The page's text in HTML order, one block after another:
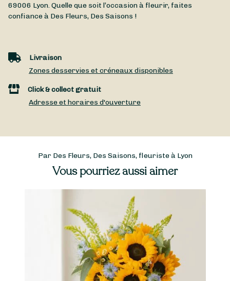
69006 Lyon. Quelle que soit l’occasion à fleurir, faites
confiance à Des Fleurs, Des Saisons !
Livraison
Zones desservies et créneaux disponibles
Click & collect gratuit
Adresse et horaires d'ouverture
Par Des Fleurs, Des Saisons, fleuriste à Lyon
Vous pourriez aussi aimer